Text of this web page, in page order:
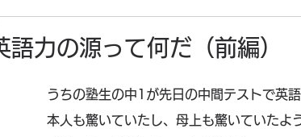
語力の源って何だ（前編）
うちの塾生の中1が先日の中間テストで英
本人も驚いていたし、母上も驚いていたよ